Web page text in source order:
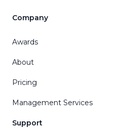
Company
Awards
About
Pricing
Management Services
Support